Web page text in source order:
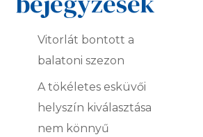
Vitorlát bontott a
balatoni szezon
A tökéletes esküvői
helyszín kiválasztása
nem könnyű